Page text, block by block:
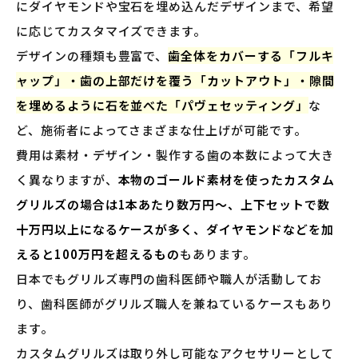
にダイヤモンドや宝石を埋め込んだデザインまで、希望
に応じてカスタマイズできます。
デザインの種類も豊富で、歯全体をカバーする「フルキ
ャップ」・歯の上部だけを覆う「カットアウト」・隙間
を埋めるように石を並べた「パヴェセッティング」 な
ど、施術者によってさまざまな仕上げが可能です。
費用は素材・デザイン・製作する歯の本数によって大き
く異なりますが、 本物のゴールド素材を使ったカスタム
グリルズの場合は1本あたり数万円〜、上下セットで数
十万円以上になるケースが多く、ダイヤモンドなどを加
えると100万円を超えるものもあります。
日本でもグリルズ専門の歯科医師や職人が活動してお
り、歯科医師がグリルズ職人を兼ねているケースもあり
ます。
カスタムグリルズは取り外し可能なアクセサリーとして